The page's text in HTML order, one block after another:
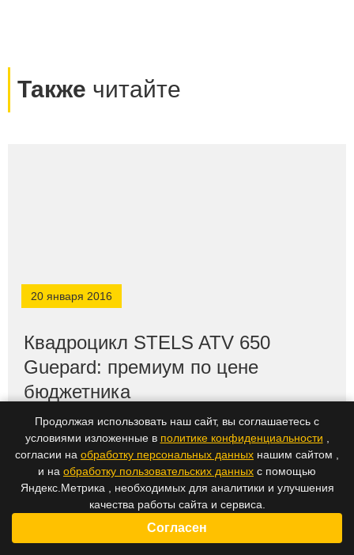
Также читайте
20 января 2016
Квадроцикл STELS ATV 650
Guepard: премиум по цене
бюджетника
Продолжая использовать наш сайт, вы соглашаетесь с
условиями изложенные в политике конфиденциальности
согласии на обработку персональных данных нашим сайтом ,
и на обработку пользовательских данных с помощью
Яндекс.Метрика , необходимых для аналитики и улучшения
качества работы сайта и сервиса.
Согласен